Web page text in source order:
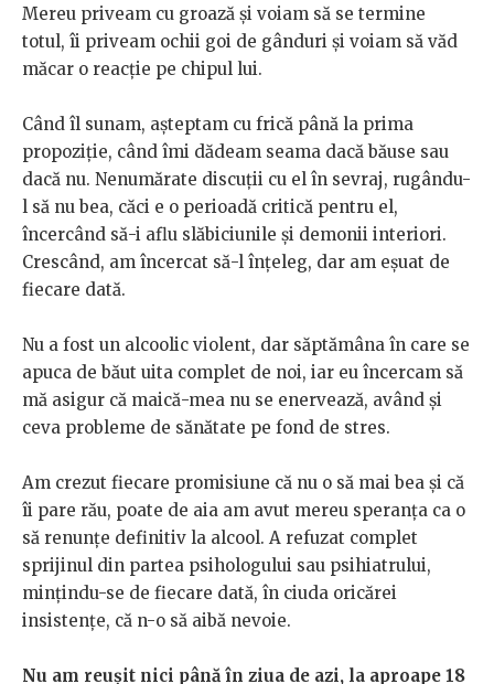
Mereu priveam cu groază și voiam să se termine
totul, îi priveam ochii goi de gânduri și voiam să văd
măcar o reacție pe chipul lui.
Când îl sunam, așteptam cu frică până la prima
propoziție, când îmi dădeam seama dacă băuse sau
dacă nu. Nenumărate discuții cu el în sevraj, rugându-
l să nu bea, căci e o perioadă critică pentru el,
încercând să-i aflu slăbiciunile și demonii interiori.
Crescând, am încercat să-l înțeleg, dar am eșuat de
fiecare dată.
Nu a fost un alcoolic violent, dar săptămâna în care se
apuca de băut uita complet de noi, iar eu încercam să
mă asigur că maică-mea nu se enervează, având și
ceva probleme de sănătate pe fond de stres.
Am crezut fiecare promisiune că nu o să mai bea și că
îi pare rău, poate de aia am avut mereu speranța ca o
să renunțe definitiv la alcool. A refuzat complet
sprijinul din partea psihologului sau psihiatrului,
mințindu-se de fiecare dată, în ciuda oricărei
insistențe, că n-o să aibă nevoie.
Nu am reușit nici până în ziua de azi, la aproape 18